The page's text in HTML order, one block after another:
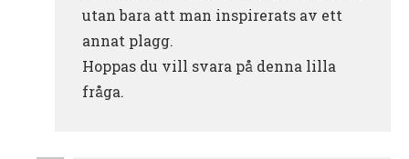
utan bara att man inspirerats av ett
annat plagg.
Hoppas du vill svara på denna lilla
fråga.